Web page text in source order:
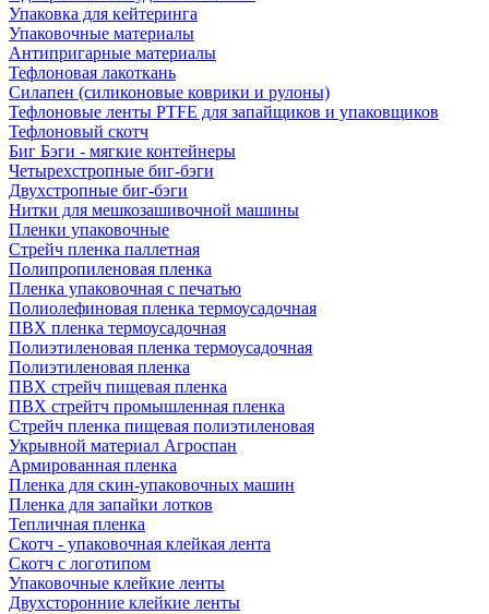
Упаковка для кейтеринга
Упаковочные материалы
Антипригарные материалы
Тефлоновая лакоткань
Силапен (силиконовые коврики и рулоны)
Тефлоновые ленты PTFE для запайщиков и упаковщиков
Тефлоновый скотч
Биг Бэги - мягкие контейнеры
Четырехстропные биг-бэги
Двухстропные биг-бэги
Нитки для мешкозашивочной машины
Пленки упаковочные
Стрейч пленка паллетная
Полипропиленовая пленка
Пленка упаковочная с печатью
Полиолефиновая пленка термоусадочная
ПВХ пленка термоусадочная
Полиэтиленовая пленка термоусадочная
Полиэтиленовая пленка
ПВХ стрейч пищевая пленка
ПВХ стрейтч промышленная пленка
Стрейч пленка пищевая полиэтиленовая
Укрывной материал Агроспан
Армированная пленка
Пленка для скин-упаковочных машин
Пленка для запайки лотков
Тепличная пленка
Скотч - упаковочная клейкая лента
Скотч с логотипом
Упаковочные клейкие ленты
Двухсторонние клейкие ленты